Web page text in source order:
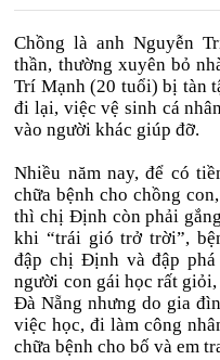
Chồng là anh Nguyễn
thần, thường xuyên bỏ
Trí Mạnh (20 tuổi) bị tàn
đi lại, việc vệ sinh cá
vào người khác giúp đỡ.
Nhiều năm nay, để có
chữa bệnh cho chồng
thì chị Định còn phải
khi “trái gió trở trời”,
đập chị Định và đập
người con gái học rất
Đà Nẵng nhưng do gia
việc học, đi làm công
chữa bệnh cho bố và em